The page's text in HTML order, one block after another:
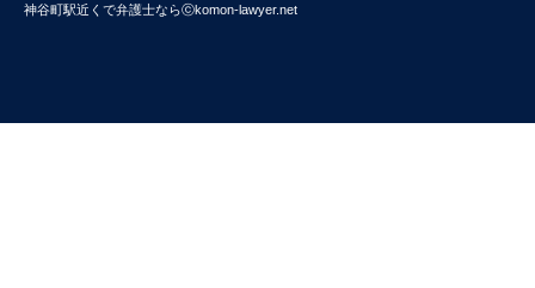
神谷町駅近くで弁護士ならⓒkomon-lawyer.net